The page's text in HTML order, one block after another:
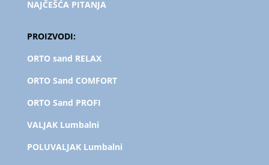
NAJČEŠĆA PITANJA
PROIZVODI:
ORTO sand RELAX
ORTO Sand COMFORT
ORTO Sand PROFI
VALJAK Lumbalni
POLUVALJAK Lumbalni